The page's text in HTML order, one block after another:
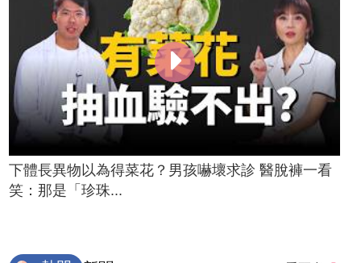
下體長異物以為得菜花？男孩嚇壞求診 醫脫褲一看
笑：那是「珍珠...